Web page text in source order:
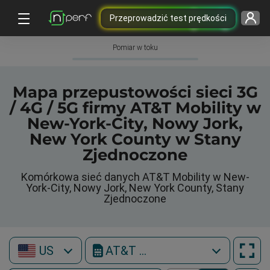
Przeprowadzić test prędkości
Pomiar w toku
Mapa przepustowości sieci 3G
/ 4G / 5G firmy AT&T Mobility w
New-York-City, Nowy Jork,
New York County w Stany
Zjednoczone
Komórkowa sieć danych AT&T Mobility w New-
York-City, Nowy Jork, New York County, Stany
Zjednoczone
US AT&T Mobility